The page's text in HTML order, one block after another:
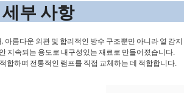
부
름다운 외관 및 합리적인 방수 구조뿐만 아니라 열
지속되는 용도로 내구성있는 재료로 만들어졌습니다.
합하며 전통적인 램프를 직접 교체하는 데 적합합니다.